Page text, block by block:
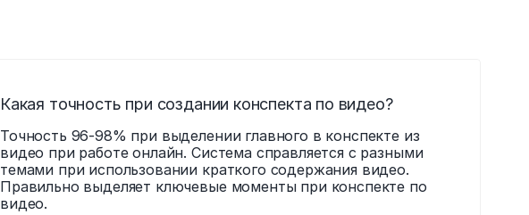
Какая точность при создании конспекта по видео?
Точность 96-98% при выделении главного в конспекте из
видео при работе онлайн. Система справляется с разными
темами при использовании краткого содержания видео.
Правильно выделяет ключевые моменты при конспекте по
видео.